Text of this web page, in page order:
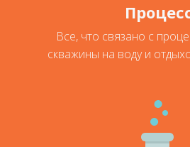
Все, что связано с
скважины на воду и